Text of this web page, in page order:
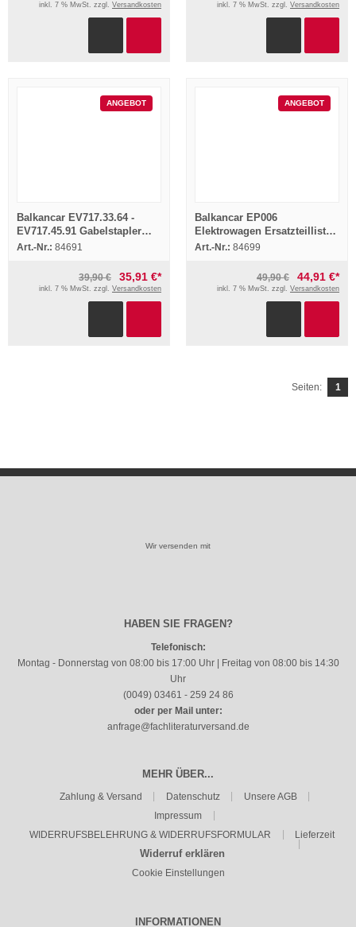
inkl. 7 % MwSt. zzgl. Versandkosten inkl. 7 % MwSt. zzgl. Versandkosten
ANGEBOT
Balkancar EV717.33.64 -
EV717.45.91 Gabelstapler
Betriebsanleitung 1989
Art.-Nr.: 84691
39,90 € 35,91 €*
inkl. 7 % MwSt. zzgl. Versandkosten
ANGEBOT
Balkancar EP006
Elektrowagen Ersatzteilliste
1977 Parts List Pieces
Art.-Nr.: 84699
49,90 € 44,91 €*
inkl. 7 % MwSt. zzgl. Versandkosten
Seiten: 1
Wir versenden mit
HABEN SIE FRAGEN?
Telefonisch:
Montag - Donnerstag von 08:00 bis 17:00 Uhr | Freitag von 08:00 bis 14:30
Uhr
(0049) 03461 - 259 24 86
oder per Mail unter:
anfrage@fachliteraturversand.de
MEHR ÜBER...
Zahlung & Versand Datenschutz
Unsere AGB
Impressum
WIDERRUFSBELEHRUNG & WIDERRUFSFORMULAR
Lieferzeit
Widerruf erklären
Cookie Einstellungen
INFORMATIONEN